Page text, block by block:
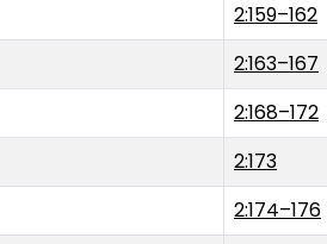
2:159–162
2:163–167
2:168–172
2:173
2:174–176